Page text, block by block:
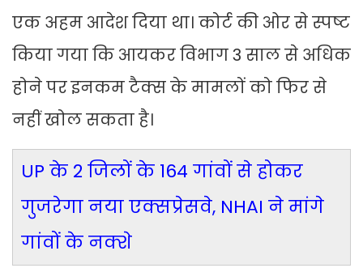
एक अहम आदेश दिया था। कोर्ट की ओर से स्पष्ट
किया गया कि आयकर विभाग 3 साल से अधिक
होने पर इनकम टैक्स के मामलों को फिर से
नहीं खोल सकता है।
UP के 2 जिलों के 164 गांवों से होकर
गुजरेगा नया एक्सप्रेसवे, NHAI ने मांगे
गांवों के नक्शे